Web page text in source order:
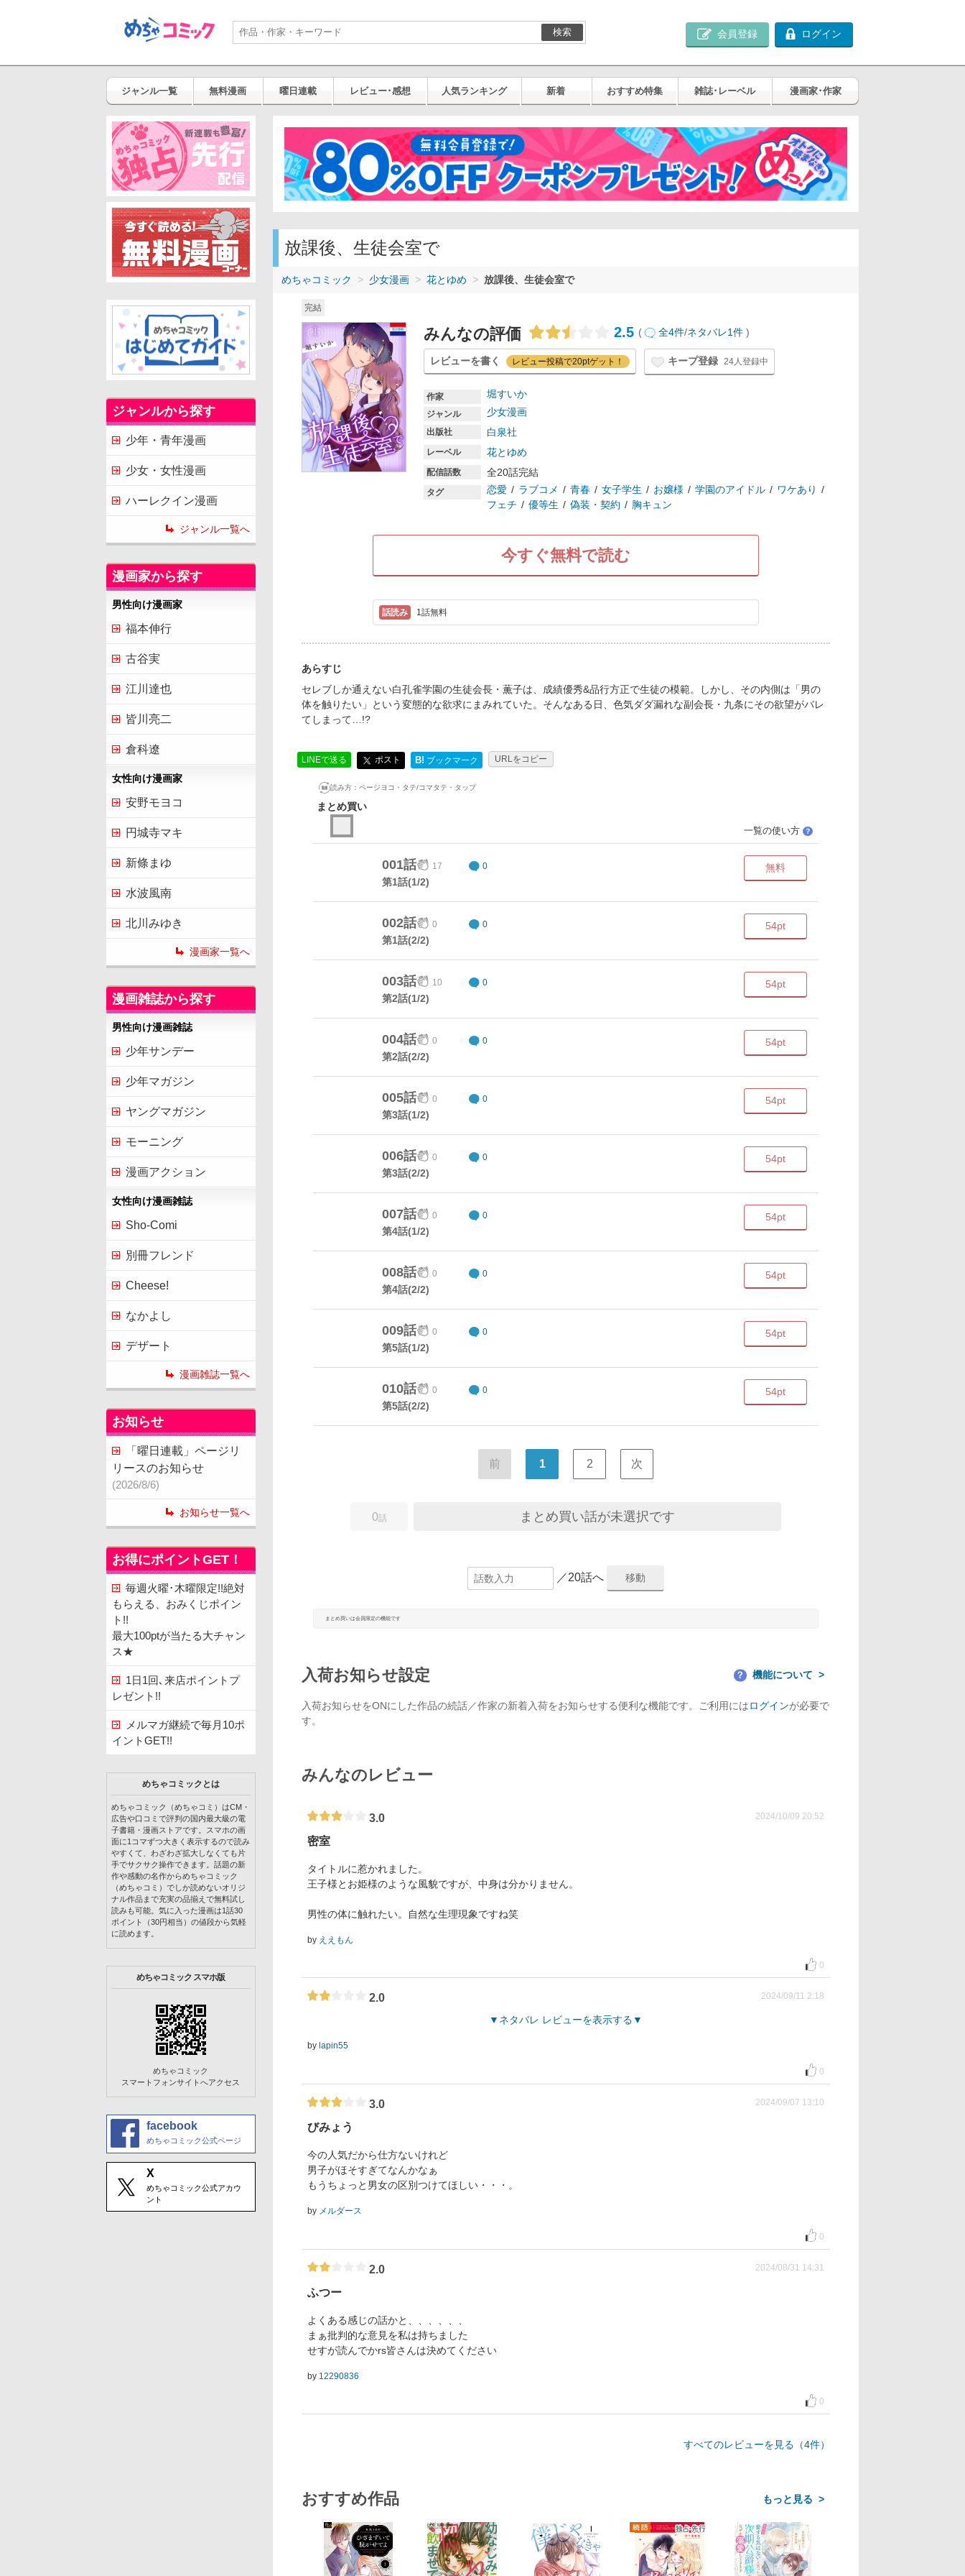
検索 会員登録 ログイン
ジャンル一覧 無料漫画 曜日連載 レビュー･感想 人気ランキング 新着 おすすめ特集 雑誌･レーベル 漫画家･作家
放課後、生徒会室で
めちゃコミック 少女漫画 花とゆめ 放課後、生徒会室で
完結
みんなの評価 2.5 ( 全4件/ネタバレ1件 )
レビューを書く レビュー投稿で20ptゲット！ キープ登録 24人登録中
作家 堀すいか
ジャンル 少女漫画
出版社 白泉社
レーベル 花とゆめ
配信話数 全20話完結
タグ 恋愛 ラブコメ 青春 女子学生 お嬢様 学園のアイドル
ワケあり
フェチ
優等生 偽装・契約 胸キュン
今すぐ無料で読む
1話無料
あらすじ
セレブしか通えない白孔雀学園の生徒会長・薫子は、成績優秀&品行方正で生徒の模範。しかし、その内側は「男の
体を触りたい」という変態的な欲求にまみれていた。そんなある日、色気ダダ漏れな副会長・九条にその欲望がバレ
てしまって…!?
LINEで送る ポスト B! ブックマーク URLをコピー
読み方： ページヨコ・タテ/コマタテ・タップ
まとめ買い
一覧の使い方 ？
001話 17 0
第1話(1/2)
無料
002話 0 0
第1話(2/2)
54pt
003話 10 0
第2話(1/2)
54pt
004話 0 0
第2話(2/2)
54pt
005話 0 0
第3話(1/2)
54pt
006話 0 0
第3話(2/2)
54pt
007話 0 0
第4話(1/2)
54pt
008話 0 0
第4話(2/2)
54pt
009話 0 0
第5話(1/2)
54pt
010話 0 0
第5話(2/2)
54pt
前 1 2 次
0話 まとめ買い話が未選択です
／20話へ
まとめ買いは会員限定の機能です
入荷お知らせ設定 ？ 機能について
入荷お知らせをONにした作品の続話／作家の新着入荷をお知らせする便利な機能です。ご利用にはログインが必要で
す。
みんなのレビュー
3.0 2024/10/09 20:52
密室
タイトルに惹かれました。
王子様とお姫様のような風貌ですが、中身は分かりません。
男性の体に触れたい。自然な生理現象ですね笑
by ええもん
0
2.0 2024/09/11 2:18
ネタバレ レビューを表示する
by lapin55
0
3.0 2024/09/07 13:10
びみょう
今の人気だから仕方ないけれど
男子がほそすぎてなんかなぁ
もうちょっと男女の区別つけてほしい・・・。
by メルダース
0
2.0 2024/08/31 14:31
ふつー
よくある感じの話かと、、、、、、
まぁ批判的な意見を私は持ちました
せすが読んでかrs皆さんは決めてください
by 12290836
0
すべてのレビューを見る（4件）
おすすめ作品 >
ジャンルから探す
少年・青年漫画
少女・女性漫画
ハーレクイン漫画
ジャンル一覧へ
漫画家から探す
男性向け漫画家
福本伸行
古谷実
江川達也
皆川亮二
倉科遼
女性向け漫画家
安野モヨコ
円城寺マキ
新條まゆ
水波風南
北川みゆき
漫画家一覧へ
漫画雑誌から探す
男性向け漫画雑誌
少年サンデー
少年マガジン
ヤングマガジン
モーニング
漫画アクション
女性向け漫画雑誌
Sho-Comi
別冊フレンド
Cheese!
なかよし
デザート
漫画雑誌一覧へ
お知らせ
「曜日連載」ページリ
リースのお知らせ
(2026/8/6)
お知らせ一覧へ
お得にポイントGET！
毎週火曜･木曜限定!!絶対
もらえる、おみくじポイン
ト!!
最大100ptが当たる大チャン
ス★
1日1回､来店ポイントプ
レゼント!!
メルマガ継続で毎月10ポ
イントGET!!
めちゃコミックとは
めちゃコミック（めちゃコミ）はCM・
広告や口コミで評判の国内最大級の電
子書籍・漫画ストアです。スマホの画
面に1コマずつ大きく表示するので読み
やすくて、わざわざ拡大しなくても片
手でサクサク操作できます。話題の新
作や感動の名作からめちゃコミック
（めちゃコミ）でしか読めないオリジ
ナル作品まで充実の品揃えで無料試し
読みも可能。気に入った漫画は1話30
ポイント（30円相当）の値段から気軽
に読めます。
めちゃコミック スマホ版
めちゃコミック
スマートフォンサイトへアクセス
facebook
めちゃコミック公式ページ
X
めちゃコミック公式アカウ
ント